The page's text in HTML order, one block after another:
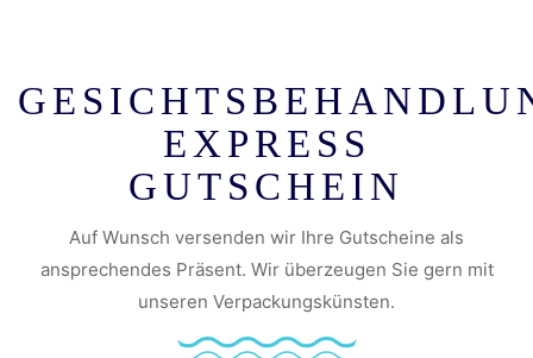
EXPRESS
GUTSCHEIN
Auf Wunsch versenden wir Ihre Gutscheine als
ansprechendes Präsent. Wir überzeugen Sie gern mit
unseren Verpackungskünsten.